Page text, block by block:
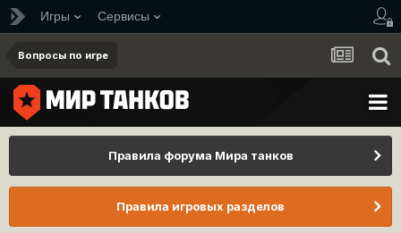
Игры Сервисы
Вопросы по игре
Правила форума Мира танков
Правила игровых разделов